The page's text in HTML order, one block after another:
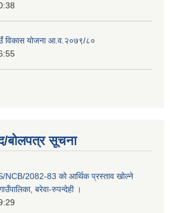
विकास योजना आ.व.२०७९/८०
बोलपत्र सूचना
2082-83 को आर्थिक प्रस्ताव खोल्ने
बरेवा-रुपन्देही ।